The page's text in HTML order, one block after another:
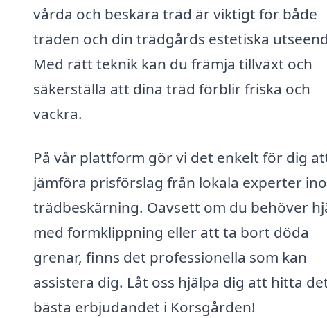
vårda och beskära träd är viktigt för både
träden och din trädgårds estetiska
Med rätt teknik kan du främja tillväxt och
säkerställa att dina träd förblir friska och
vackra.
På vår plattform gör vi det enkelt för dig
jämföra prisförslag från lokala experter
trädbeskärning. Oavsett om du behöver
med formklippning eller att ta bort döda
grenar, finns det professionella som kan
assistera dig. Låt oss hjälpa dig att hitta
bästa erbjudandet i Korsgården!